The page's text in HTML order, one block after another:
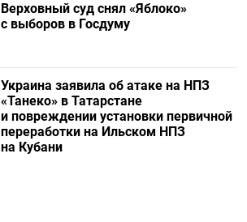
Верховный суд снял «Яблоко»
с выборов в Госдуму
Украина заявила об атаке на НПЗ
«Танеко» в Татарстане
и повреждении установки первичной
переработки на Ильском НПЗ
на Кубани